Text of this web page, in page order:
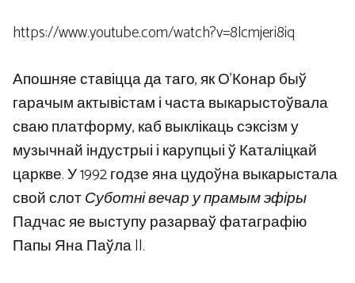
https://www.youtube.com/watch?v=8lcmjeri8iq
Апошняе ставіцца да таго, як О’Конар быў
гарачым актывістам і часта выкарыстоўвала
сваю платформу, каб выклікаць сэксізм у
музычнай індустрыі і карупцыі ў Каталіцкай
царкве. У 1992 годзе яна цудоўна выкарыстала
свой слотСуботні вечар у прамым эфіры
Падчас яе выступу разарваў фатаграфію
Папы Яна Паўла II.